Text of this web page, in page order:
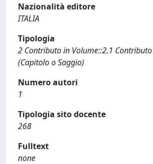
Nazionalità editore
ITALIA
Tipologia
2 Contributo in Volume::2.1
(Capitolo o Saggio)
Numero autori
1
Tipologia sito docente
268
Fulltext
none